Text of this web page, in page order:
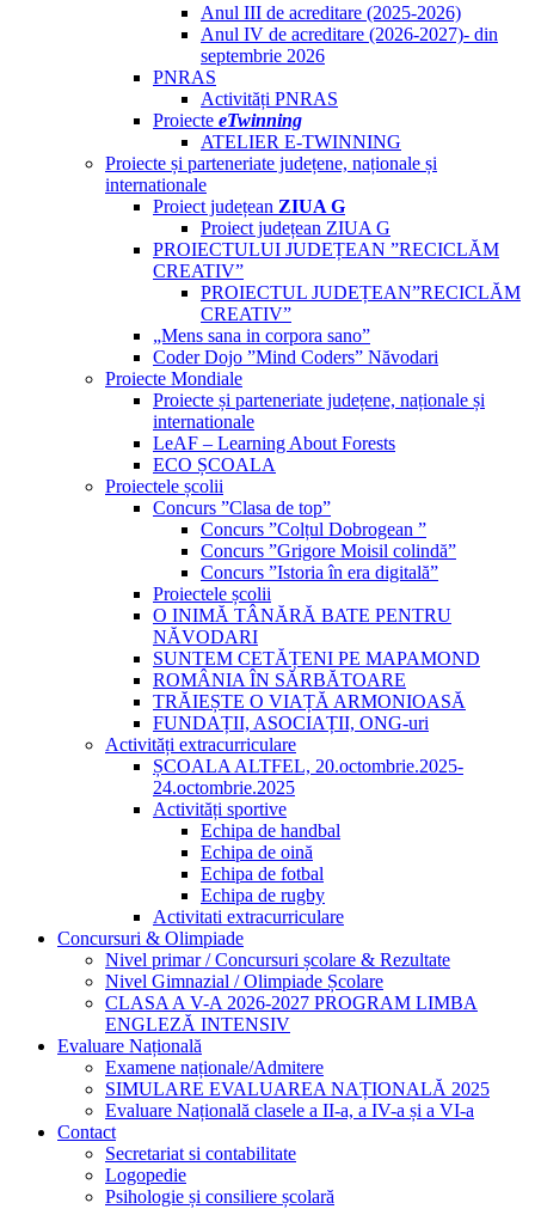
Anul III de acreditare (2025-2026)
Anul IV de acreditare (2026-2027)- din
septembrie 2026
PNRAS
Activități PNRAS
Proiecte eTwinning
ATELIER E-TWINNING
Proiecte și parteneriate județene, naționale și
internationale
Proiect județean ZIUA G
Proiect județean ZIUA G
PROIECTULUI JUDEȚEAN ”RECICLĂM
CREATIV”
PROIECTUL JUDEȚEAN”RECICLĂM
CREATIV”
„Mens sana in corpora sano”
Coder Dojo ”Mind Coders” Năvodari
Proiecte Mondiale
Proiecte și parteneriate județene, naționale și
internationale
LeAF – Learning About Forests
ECO ȘCOALA
Proiectele școlii
Concurs ”Clasa de top”
Concurs ”Colțul Dobrogean ”
Concurs ”Grigore Moisil colindă”
Concurs ”Istoria în era digitală”
Proiectele școlii
O INIMĂ TÂNĂRĂ BATE PENTRU
NĂVODARI
SUNTEM CETĂȚENI PE MAPAMOND
ROMÂNIA ÎN SĂRBĂTOARE
TRĂIEȘTE O VIAȚĂ ARMONIOASĂ
FUNDAȚII, ASOCIAȚII, ONG-uri
Activități extracurriculare
ȘCOALA ALTFEL, 20.octombrie.2025-
24.octombrie.2025
Activități sportive
Echipa de handbal
Echipa de oină
Echipa de fotbal
Echipa de rugby
Activitati extracurriculare
Concursuri & Olimpiade
Nivel primar / Concursuri școlare & Rezultate
Nivel Gimnazial / Olimpiade Școlare
CLASA A V-A 2026-2027 PROGRAM LIMBA
ENGLEZĂ INTENSIV
Evaluare Națională
Examene naționale/Admitere
SIMULARE EVALUAREA NAȚIONALĂ 2025
Evaluare Națională clasele a II-a, a IV-a și a VI-a
Contact
Secretariat si contabilitate
Logopedie
Psihologie și consiliere școlară